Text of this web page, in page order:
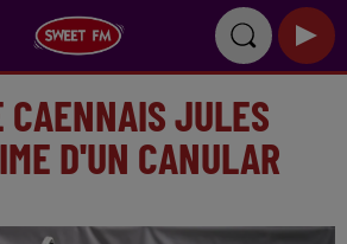
JULES
D'UN CANULAR